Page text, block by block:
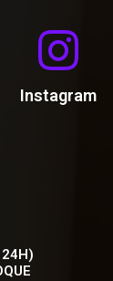
Instagram
24H)